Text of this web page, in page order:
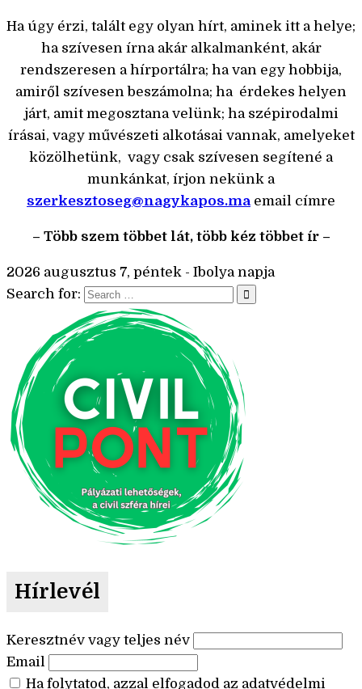
Ha úgy érzi, talált egy olyan hírt, aminek itt a helye;
ha szívesen írna akár alkalmanként, akár
rendszeresen a hírportálra; ha van egy hobbija,
amiről szívesen beszámolna; ha érdekes helyen
járt, amit megosztana velünk; ha szépirodalmi
írásai, vagy művészeti alkotásai vannak, amelyeket
közölhetünk, vagy csak szívesen segítené a
munkánkat, írjon nekünk a
szerkesztoseg@nagykapos.ma email címre
– Több szem többet lát, több kéz többet ír –
2026 augusztus 7, péntek - Ibolya napja
Search for:
Hírlevél
Keresztnév vagy teljes név
Email
Ha folytatod, azzal elfogadod az adatvédelmi